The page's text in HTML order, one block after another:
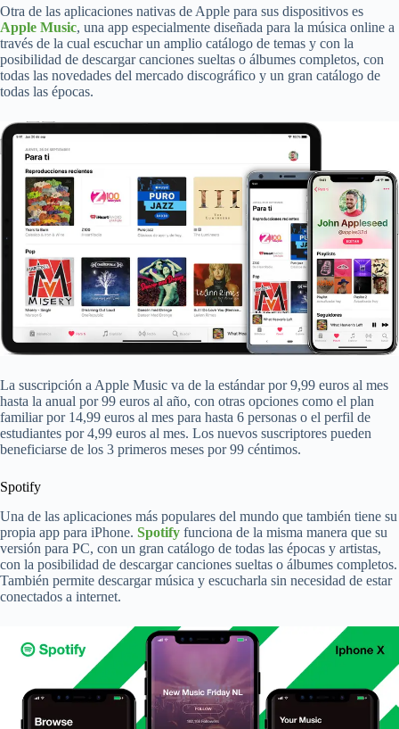
Otra de las aplicaciones nativas de Apple para sus dispositivos es
Apple Music, una app especialmente diseñada para la música online a
través de la cual escuchar un amplio catálogo de temas y con la
posibilidad de descargar canciones sueltas o álbumes completos, con
todas las novedades del mercado discográfico y un gran catálogo de
todas las épocas.
La suscripción a Apple Music va de la estándar por 9,99 euros al mes
hasta la anual por 99 euros al año, con otras opciones como el plan
familiar por 14,99 euros al mes para hasta 6 personas o el perfil de
estudiantes por 4,99 euros al mes. Los nuevos suscriptores pueden
beneficiarse de los 3 primeros meses por 99 céntimos.
Spotify
Una de las aplicaciones más populares del mundo que también tiene su
propia app para iPhone. Spotify funciona de la misma manera que su
versión para PC, con un gran catálogo de todas las épocas y artistas,
con la posibilidad de descargar canciones sueltas o álbumes completos.
También permite descargar música y escucharla sin necesidad de estar
conectados a internet.